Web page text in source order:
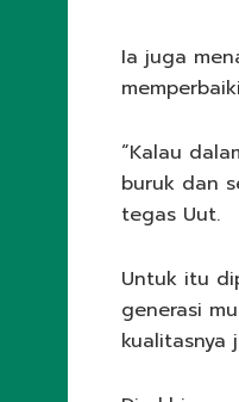
Ia juga
“Kalau
buruk dan
tegas Uut.
Untuk itu
generasi
kualitasnya